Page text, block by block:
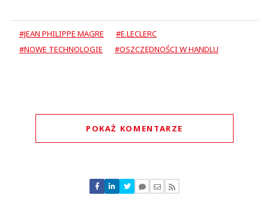
#JEAN PHILIPPE MAGRE
#E.LECLERC
#NOWE TECHNOLOGIE
#OSZCZĘDNOŚCI W HANDLU
POKAŻ KOMENTARZE
Nie znaleziono komentarzy
Zostaw swoje komentarze